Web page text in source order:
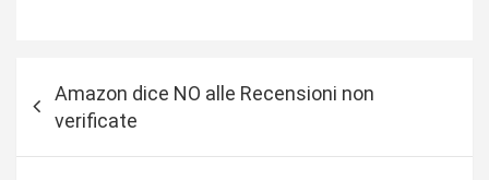
Amazon dice NO alle Recensioni non
verificate